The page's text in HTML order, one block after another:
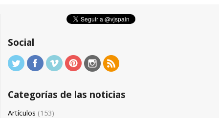
Social
Categorías de las noticias
Artículos (153)